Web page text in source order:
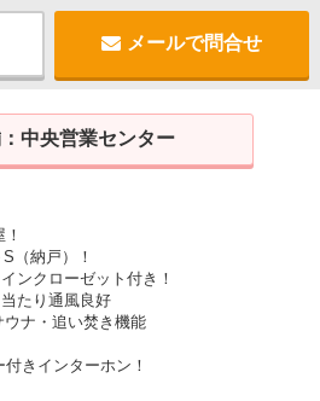
メールで問合せ
中央営業センター
（納戸）！
ンクローゼット付き！
たり通風良好
ナ・追い焚き機能
きインターホン！